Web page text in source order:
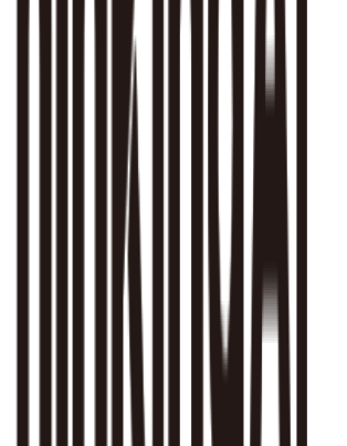
付费漏斗分析有什么区别？
"从零配置"——定义步骤、配置 AE 模型、
费漏斗分析侧重"已有漏斗的诊断"。
久合适？
道具）建议 1-2 小时；理性消费型（如会
时。Skill 会根据产品类型推荐参数。